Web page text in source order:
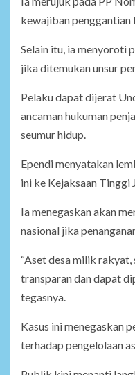
kewajiban penggantian
Selain itu, ia menyoroti
jika ditemukan unsur
Pelaku dapat dijerat
ancaman hukuman
seumur hidup.
Ependi menyatakan
ini ke Kejaksaan Tinggi
Ia menegaskan akan
nasional jika
“Aset desa milik rakyat,
transparan dan dapat
tegasnya.
Kasus ini menegaskan
terhadap pengelolaan